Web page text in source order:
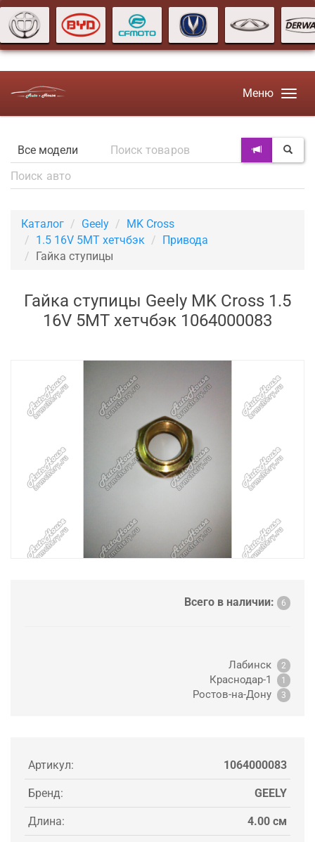
Меню
Каталог Geely
MK Cross
1.5 16V 5MT хетчбэк
Привода
Гайка ступицы
Гайка ступицы Geely MK Cross 1.5
16V 5MT хетчбэк 1064000083
Всего в наличии: 6
Лабинск 2
Краснодар-1 1
Ростов-на-Дону 3
Артикул: 1064000083
Бренд: GEELY
Длина: 4.00 см